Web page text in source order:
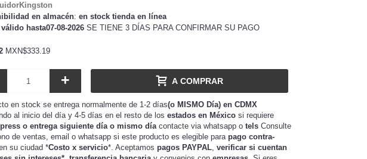
en almacén: en stock tienda en línea
hasta07-08-2026 SE TIENE 3 DÍAS PARA CONFIRMAR SU PAGO
MXN$333.19
+ A COMPRAR
en stock se entrega normalmente de 1-2 días(o MISMO Día) en CDMX
al inicio del día y 4-5 días en el resto de los estados en México si requiere
o entrega siguiente día o mismo díacontacte via whatsapp o tels Consulte
de ventas, email o whatsapp si este producto es elegible para pago contra-
su ciudad *Costo x servicio*. Aceptamos pagos PAYPAL, verificar si cuentan